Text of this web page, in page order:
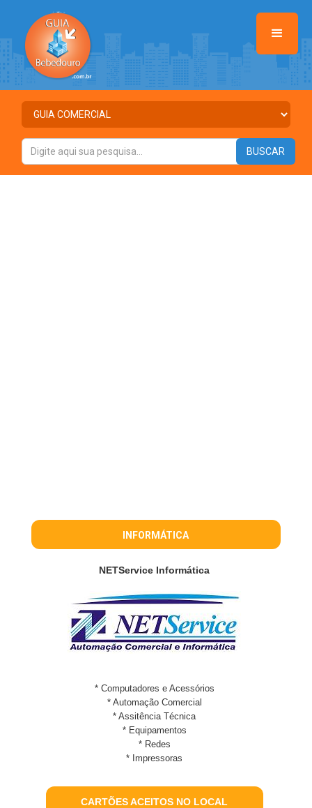
INFORMÁTICA
NETService Informática
* Computadores e Acessórios
* Automação Comercial
* Assitência Técnica
* Equipamentos
* Redes
* Impressoras
CARTÕES ACEITOS NO LOCAL